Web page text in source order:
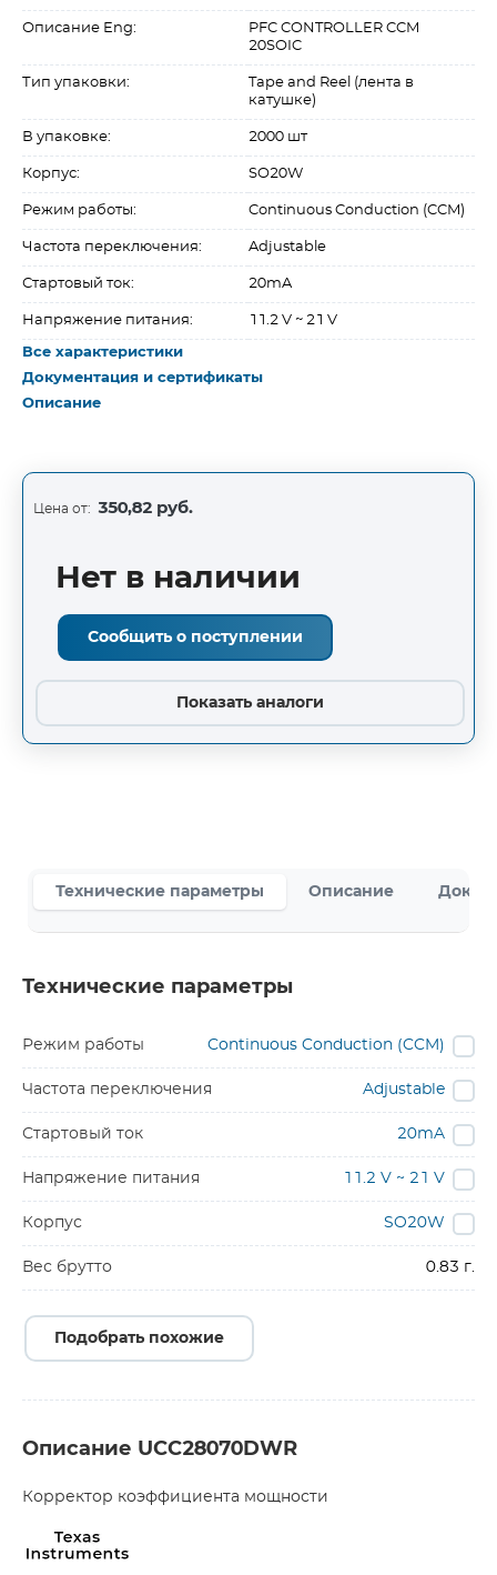
Описание Eng:
PFC CONTROLLER CCM
20SOIC
Тип упаковки:
Tape and Reel (лента в
катушке)
В упаковке: 2000 шт
Корпус: SO20W
Режим работы: Continuous Conduction (CCM)
Частота переключения: Adjustable
Стартовый ток: 20mA
Напряжение питания: 11.2 V ~ 21 V
Все характеристики
Документация и сертификаты
Описание
Цена от: 350,82 руб.
Нет в наличии
Сообщить о поступлении
Показать аналоги
Технические параметры Описание
Технические параметры
Режим работы Continuous Conduction (CCM)
Частота переключения Adjustable
Стартовый ток 20mA
Напряжение питания 11.2 V ~ 21 V
Корпус SO20W
Вес брутто 0.83 г.
Подобрать похожие
Описание UCC28070DWR
Корректор коэффициента мощности